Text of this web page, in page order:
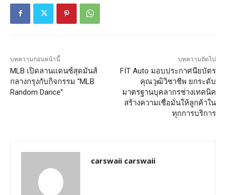
บทความก่อนหน้านี้
MLB เปิดลานแดนซ์สุดมันส์
กลางกรุงกับกิจกรรม “MLB
Random Dance”
บทความถัดไป
FIT Auto มอบประกาศนียบัตร
คุณวุฒิวิชาชีพ ยกระดับ
มาตรฐานบุคลากรช่างเทคนิค
สร้างความเชื่อมั่นให้ลูกค้าใน
ทุกการบริการ
carswaii carswaii